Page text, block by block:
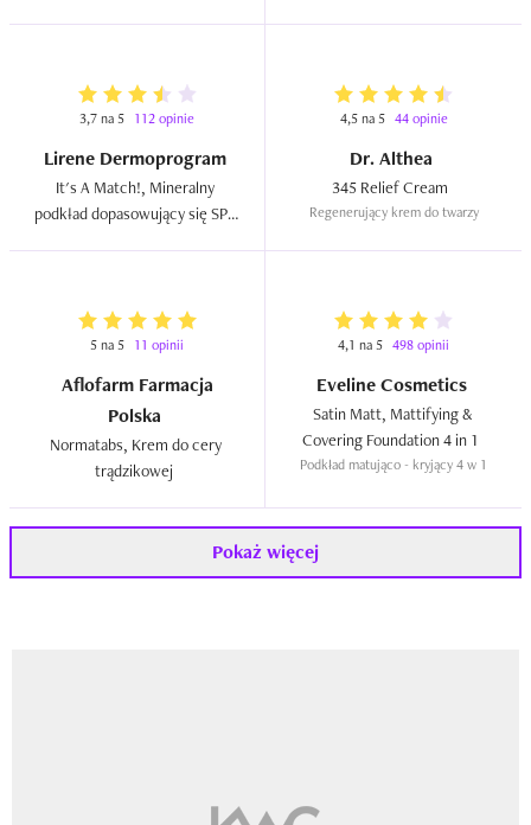
3,7 na 5 112 opinie
Lirene Dermoprogram
It's A Match!, Mineralny
podkład dopasowujący się SPF
4,5 na 5 44 opinie
Dr. Althea
Regenerujący krem do twarzy
5 na 5 11 opinii
Aflofarm Farmacja
Polska
Normatabs, Krem do cery
4,1 na 5 498 opinii
Eveline Cosmetics
Satin Matt, Mattifying &
Podkład matująco - kryjący 4 w 1
Pokaż więcej